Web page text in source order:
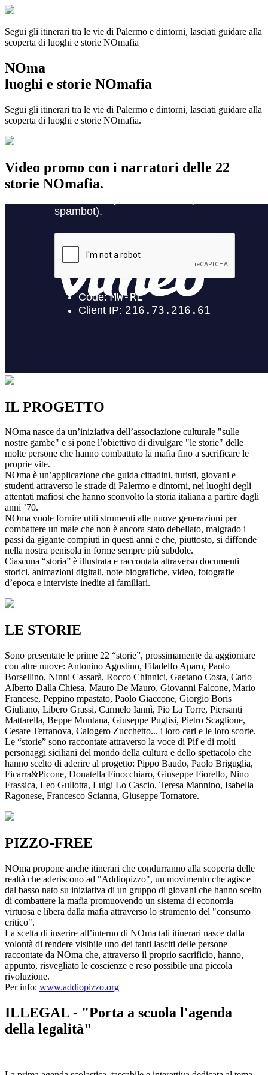
Segui gli itinerari tra le vie di Palermo e dintorni, lasciati guidare alla
scoperta di luoghi e storie NOmafia
NOma
luoghi e storie NOmafia
Segui gli itinerari tra le vie di Palermo e dintorni, lasciati guidare alla
scoperta di luoghi e storie NOmafia.
Video promo con i narratori delle 22
storie NOmafia.
IL PROGETTO
NOma nasce da un’iniziativa dell’associazione culturale "sulle
nostre gambe" e si pone l’obiettivo di divulgare "le storie" delle
molte persone che hanno combattuto la mafia fino a sacrificare le
proprie vite.
NOma è un’applicazione che guida cittadini, turisti, giovani e
studenti attraverso le strade di Palermo e dintorni, nei luoghi degli
attentati mafiosi che hanno sconvolto la storia italiana a partire dagli
anni ’70.
NOma vuole fornire utili strumenti alle nuove generazioni per
combattere un male che non è ancora stato debellato, malgrado i
passi da gigante compiuti in questi anni e che, piuttosto, si diffonde
nella nostra penisola in forme sempre più subdole.
Ciascuna “storia” è illustrata e raccontata attraverso documenti
storici, animazioni digitali, note biografiche, video, fotografie
d’epoca e interviste inedite ai familiari.
LE STORIE
Sono presentate le prime 22 “storie”, prossimamente da aggiornare
con altre nuove: Antonino Agostino, Filadelfo Aparo, Paolo
Borsellino, Ninni Cassarà, Rocco Chinnici, Gaetano Costa, Carlo
Alberto Dalla Chiesa, Mauro De Mauro, Giovanni Falcone, Mario
Francese, Peppino mpastato, Paolo Giaccone, Giorgio Boris
Giuliano, Libero Grassi, Carmelo Iannì, Pio La Torre, Piersanti
Mattarella, Beppe Montana, Giuseppe Puglisi, Pietro Scaglione,
Cesare Terranova, Calogero Zucchetto... i loro cari e le loro scorte.
Le “storie” sono raccontate attraverso la voce di Pif e di molti
personaggi siciliani del mondo della cultura e dello spettacolo che
hanno scelto di aderire al progetto: Pippo Baudo, Paolo Briguglia,
Ficarra&Picone, Donatella Finocchiaro, Giuseppe Fiorello, Nino
Frassica, Leo Gullotta, Luigi Lo Cascio, Teresa Mannino, Isabella
Ragonese, Francesco Scianna, Giuseppe Tornatore.
PIZZO-FREE
NOma propone anche itinerari che condurranno alla scoperta delle
realtà che aderiscono ad "Addiopizzo", un movimento che agisce
dal basso nato su iniziativa di un gruppo di giovani che hanno scelto
di combattere la mafia promuovendo un sistema di economia
virtuosa e libera dalla mafia attraverso lo strumento del "consumo
critico".
La scelta di inserire all’interno di NOma tali itinerari nasce dalla
volontà di rendere visibile uno dei tanti lasciti delle persone
raccontate da NOma che, attraverso il proprio sacrificio, hanno,
appunto, risvegliato le coscienze e reso possibile una piccola
rivoluzione.
Per info: www.addiopizzo.org
ILLEGAL - "Porta a scuola l'agenda
della legalità"